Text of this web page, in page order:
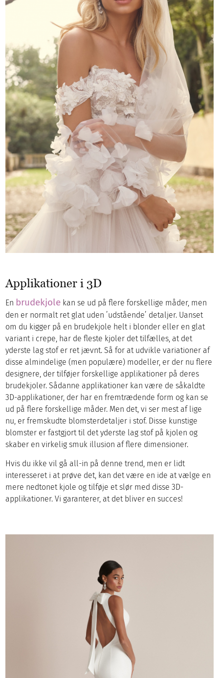
Applikationer i 3D
En brudekjole kan se ud på flere forskellige måder, men
den er normalt ret glat uden ’udstående’ detaljer. Uanset
om du kigger på en brudekjole helt i blonder eller en glat
variant i crepe, har de fleste kjoler det tilfælles, at det
yderste lag stof er ret jævnt. Så for at udvikle variationer af
disse almindelige (men populære) modeller, er der nu flere
designere, der tilføjer forskellige applikationer på deres
brudekjoler. Sådanne applikationer kan være de såkaldte
3D-applikationer, der har en fremtrædende form og kan se
ud på flere forskellige måder. Men det, vi ser mest af lige
nu, er fremskudte blomsterdetaljer i stof. Disse kunstige
blomster er fastgjort til det yderste lag stof på kjolen og
skaber en virkelig smuk illusion af flere dimensioner.
Hvis du ikke vil gå all-in på denne trend, men er lidt
interesseret i at prøve det, kan det være en ide at vælge en
mere nedtonet kjole og tilføje et slør med disse 3D-
applikationer. Vi garanterer, at det bliver en succes!